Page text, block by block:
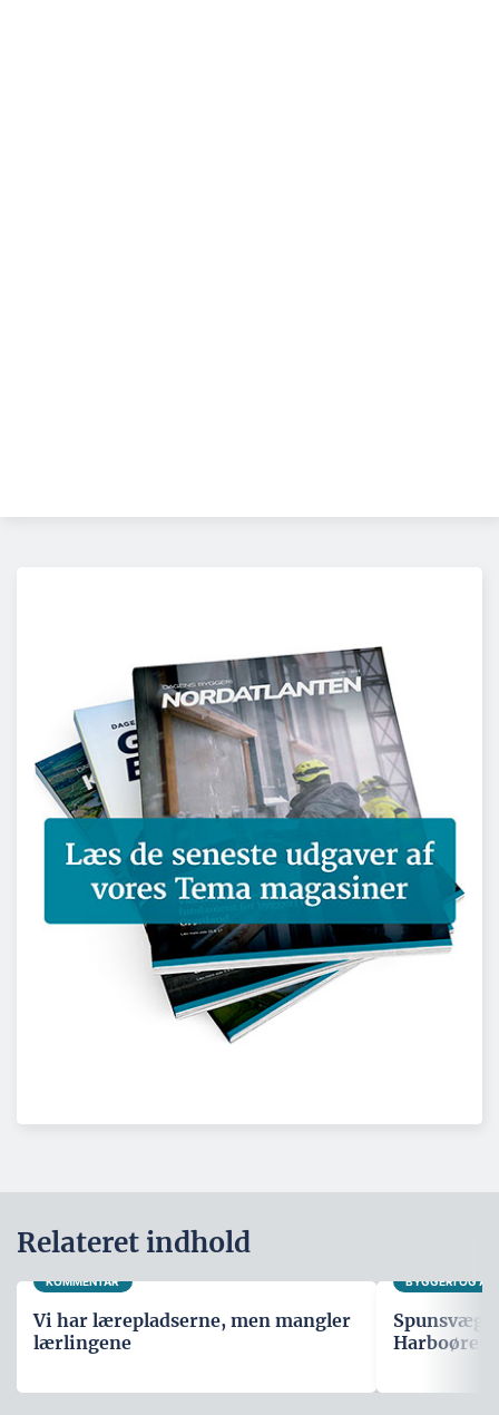
Relateret indhold
KOMMENTAR
Vi har lærepladserne, men mangler
lærlingene
BYGGERI OG
Spunsvæg
Harboøre